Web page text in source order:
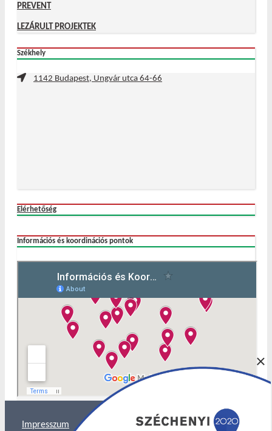
×
PREVENT
LEZÁRULT PROJEKTEK
Székhely
1142 Budapest, Ungvár utca 64-66
Elérhetőség
Információs és koordinációs pontok
Impresszum